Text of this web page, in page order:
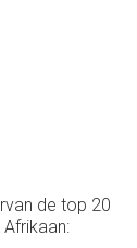
de top 20